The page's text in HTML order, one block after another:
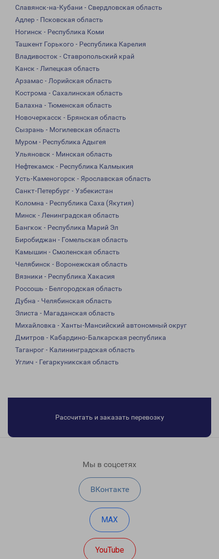
Славянск-на-Кубани - Свердловская область
Адлер - Псковская область
Ногинск - Республика Коми
Ташкент Горького - Республика Карелия
Владивосток - Ставропольский край
Канск - Липецкая область
Арзамас - Лорийская область
Кострома - Сахалинская область
Балахна - Тюменская область
Новочеркасск - Брянская область
Сызрань - Могилевская область
Муром - Республика Адыгея
Ульяновск - Минская область
Нефтекамск - Республика Калмыкия
Усть-Каменогорск - Ярославская область
Санкт-Петербург - Узбекистан
Коломна - Республика Саха (Якутия)
Минск - Ленинградская область
Бангкок - Республика Марий Эл
Биробиджан - Гомельская область
Камышин - Смоленская область
Челябинск - Воронежская область
Вязники - Республика Хакасия
Россошь - Белгородская область
Дубна - Челябинская область
Элиста - Магаданская область
Михайловка - Ханты-Мансийский автономный округ
Дмитров - Кабардино-Балкарская республика
Таганрог - Калининградская область
Углич - Гегаркуникская область
Рассчитать и заказать перевозку
Мы в соцсетях
ВКонтакте
MAX
YouTube